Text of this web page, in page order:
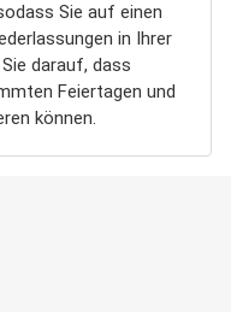
Sie auf einen
in Ihrer
darauf, dass
Feiertagen und
können.